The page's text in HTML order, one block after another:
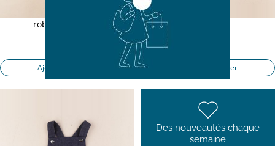
robe bleu, rouge
Ajouter au panier Ajouter au panier
Des nouveautés chaque
semaine